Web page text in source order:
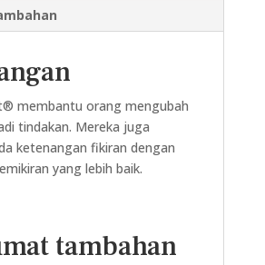
membantu orang mengubah
tindakan. Mereka juga
ketenangan fikiran dengan
yang lebih baik.
tambahan